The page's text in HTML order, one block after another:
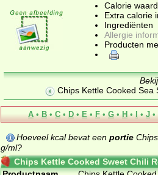
Calorie
Extra calorie
Ingrediënten
Allergie
Producten
Chips Kettle Cooked Sea
A • B • C • D • E • F • G • H • I • J •
Hoeveel kcal bevat een portie
g/ml?
Chips Kettle Cooked Sweet Chili